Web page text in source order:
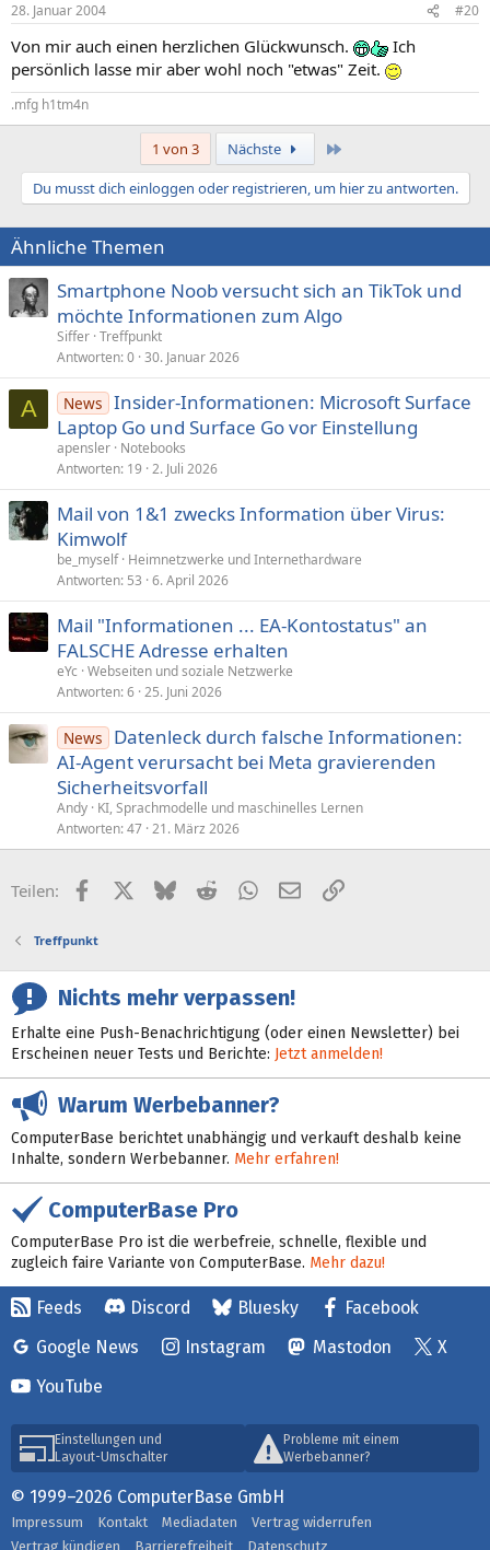
28. Januar 2004 #20
Von mir auch einen herzlichen Glückwunsch.
Ich
persönlich lasse mir aber wohl noch "etwas" Zeit.
.mfg h1tm4n
1 von 3 Nächste
Du musst dich einloggen oder registrieren, um hier zu antworten.
Ähnliche Themen
Smartphone Noob versucht sich an TikTok und
möchte Informationen zum Algo
Siffer Treffpunkt
Antworten 0 30. Januar 2026
A News Insider-Informationen: Microsoft Surface
Laptop Go und Surface Go vor Einstellung
apensler Notebooks
Antworten 19 2. Juli 2026
Mail von 1&1 zwecks Information über Virus:
Kimwolf
be_myself Heimnetzwerke und Internethardware
Antworten 53 6. April 2026
Mail "Informationen ... EA-Kontostatus" an
FALSCHE Adresse erhalten
eYc Webseiten und soziale Netzwerke
Antworten 6 25. Juni 2026
News
Datenleck durch falsche Informationen:
AI-Agent verursacht bei Meta gravierenden
Sicherheitsvorfall
Andy KI, Sprachmodelle und maschinelles Lernen
Antworten 47 21. März 2026
Teilen: FacebookX (Twitter)
BlueskyRedditWhatsApp
E-MailLink
Treffpunkt
Nichts mehr verpassen!
Erhalte eine Push-Benachrichtigung (oder einen Newsletter) bei
Erscheinen neuer Tests und Berichte: Jetzt anmelden!
Warum Werbebanner?
ComputerBase berichtet unabhängig und verkauft deshalb keine
Inhalte, sondern Werbebanner. Mehr erfahren!
ComputerBase Pro
ComputerBase Pro ist die werbefreie, schnelle, flexible und
zugleich faire Variante von ComputerBase. Mehr dazu!
Feeds Discord Bluesky
Facebook
Google News
Instagram Mastodon
X
YouTube
Einstellungen und
Layout-Umschalter
Probleme mit einem
Werbebanner?
© 1999–2026 ComputerBase GmbH
Impressum Kontakt Mediadaten
Vertrag widerrufen
Vertrag kündigen
Barrierefreiheit Datenschutz